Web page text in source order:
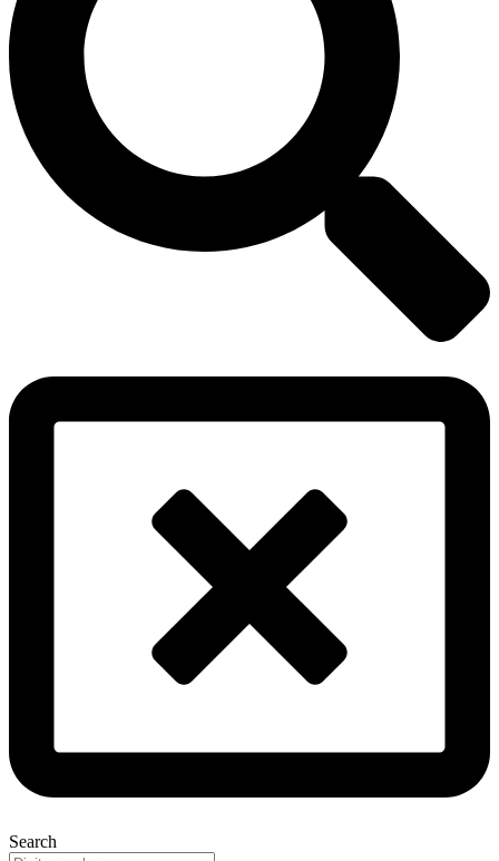
Search